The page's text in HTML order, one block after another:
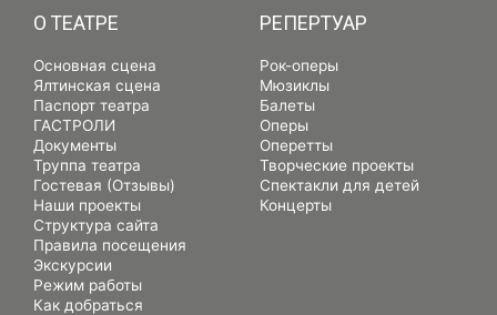
О ТЕАТРЕ
Основная сцена
Ялтинская сцена
Паспорт театра
ГАСТРОЛИ
Документы
Труппа театра
Гостевая (Отзывы)
Наши проекты
Структура сайта
Правила посещения
Экскурсии
Режим работы
Как добраться
РЕПЕРТУАР
Рок-оперы
Мюзиклы
Балеты
Оперы
Оперетты
Творческие проекты
Спектакли для детей
Концерты